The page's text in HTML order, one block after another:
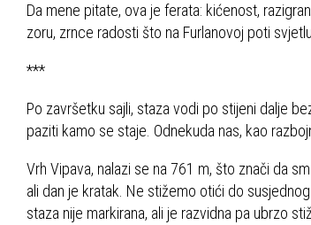
Da mene pitate, ova je ferata: kićenost,
zoru, zrnce radosti što na Furlanovoj poti
***
Po završetku sajli, staza vodi po stijeni dalje
paziti kamo se staje. Odnekuda nas, kao
Vrh Vipava, nalazi se na 761 m, što znači da
ali dan je kratak. Ne stižemo otići do
staza nije markirana, ali je razvidna pa ubrzo